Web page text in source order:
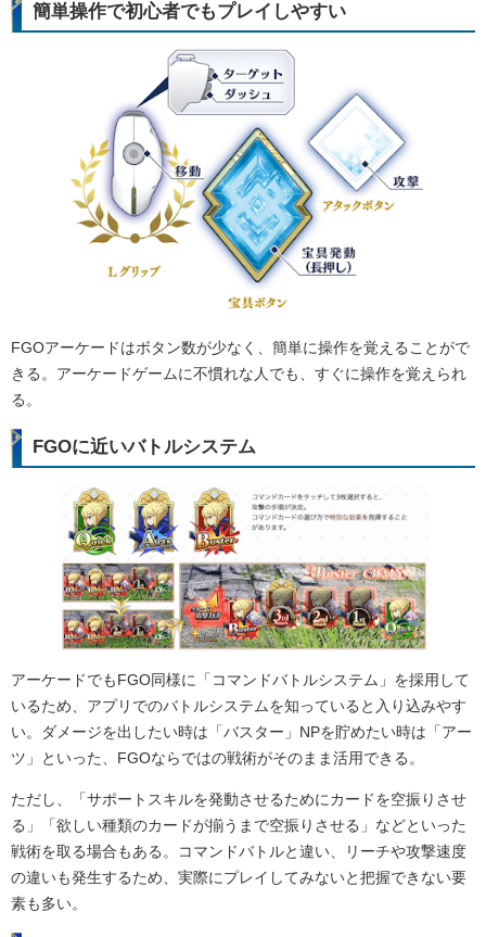
簡単操作で初心者でもプレイしやすい
FGOアーケードはボタン数が少なく、簡単に操作を覚えることがで
きる。アーケードゲームに不慣れな人でも、すぐに操作を覚えられ
る。
FGOに近いバトルシステム
アーケードでもFGO同様に「コマンドバトルシステム」を採用して
いるため、アプリでのバトルシステムを知っていると入り込みやす
い。ダメージを出したい時は「バスター」NPを貯めたい時は「アー
ツ」といった、FGOならではの戦術がそのまま活用できる。
ただし、「サポートスキルを発動させるためにカードを空振りさせ
る」「欲しい種類のカードが揃うまで空振りさせる」などといった
戦術を取る場合もある。コマンドバトルと違い、リーチや攻撃速度
の違いも発生するため、実際にプレイしてみないと把握できない要
素も多い。